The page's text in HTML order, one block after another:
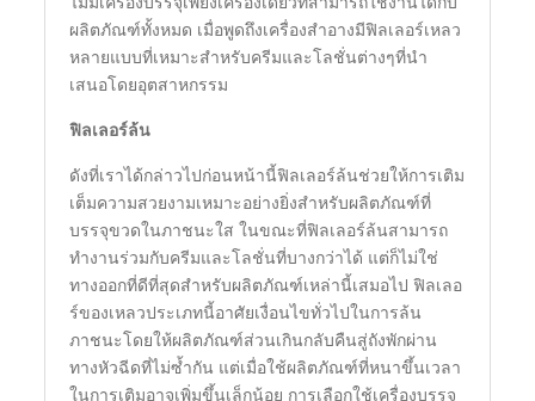
ผลิตภัณฑ์ทั้งหมด เมื่อพูดถึงเครื่องสำอางมีฟิลเลอร์เหลว
หลายแบบที่เหมาะสำหรับครีมและโลชั่นต่างๆที่นำ
เสนอโดยอุตสาหกรรม
ฟิลเลอร์ล้น
ดังที่เราได้กล่าวไปก่อนหน้านี้ฟิลเลอร์ล้นช่วยให้การเติม
เต็มความสวยงามเหมาะอย่างยิ่งสำหรับผลิตภัณฑ์ที่
บรรจุขวดในภาชนะใส ในขณะที่ฟิลเลอร์ล้นสามารถ
ทำงานร่วมกับครีมและโลชั่นที่บางกว่าได้ แต่ก็ไม่ใช่
ทางออกที่ดีที่สุดสำหรับผลิตภัณฑ์เหล่านี้เสมอไป ฟิลเลอ
ร์ของเหลวประเภทนี้อาศัยเงื่อนไขทั่วไปในการล้น
ภาชนะโดยให้ผลิตภัณฑ์ส่วนเกินกลับคืนสู่ถังพักผ่าน
ทางหัวฉีดที่ไม่ซ้ำกัน แต่เมื่อใช้ผลิตภัณฑ์ที่หนาขึ้นเวลา
ในการเติมอาจเพิ่มขึ้นเล็กน้อย การเลือกใช้เครื่องบรรจุ